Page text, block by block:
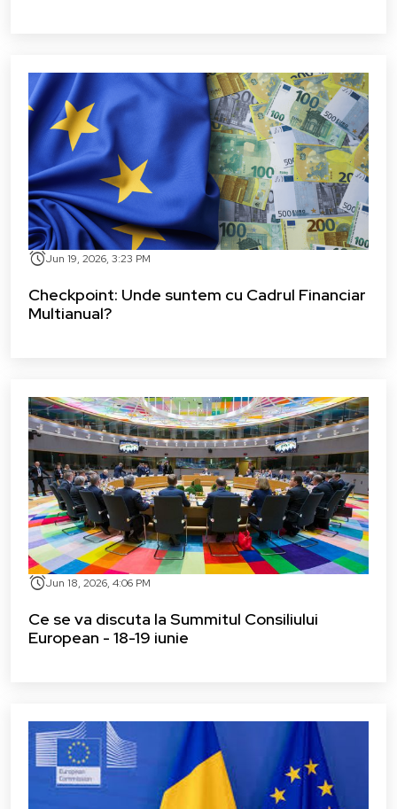
alarmJun 19, 2026, 3:23 PM
Checkpoint: Unde suntem cu Cadrul Financiar
Multianual?
alarmJun 18, 2026, 4:06 PM
Ce se va discuta la Summitul Consiliului
European - 18-19 iunie